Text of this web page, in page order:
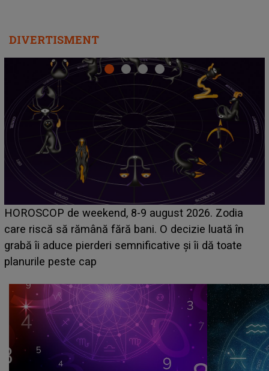
DIVERTISMENT
Emanuel a ținut ACEST DETALIU ASCUNS până
acum! În fața Alexandrei, concurentul din Casa Iubirii
face o MĂRTURISIRE NEAȘTEPTATĂ despre mama
sa: "I-am spus și ei în față, eu nu te iubesc pentru